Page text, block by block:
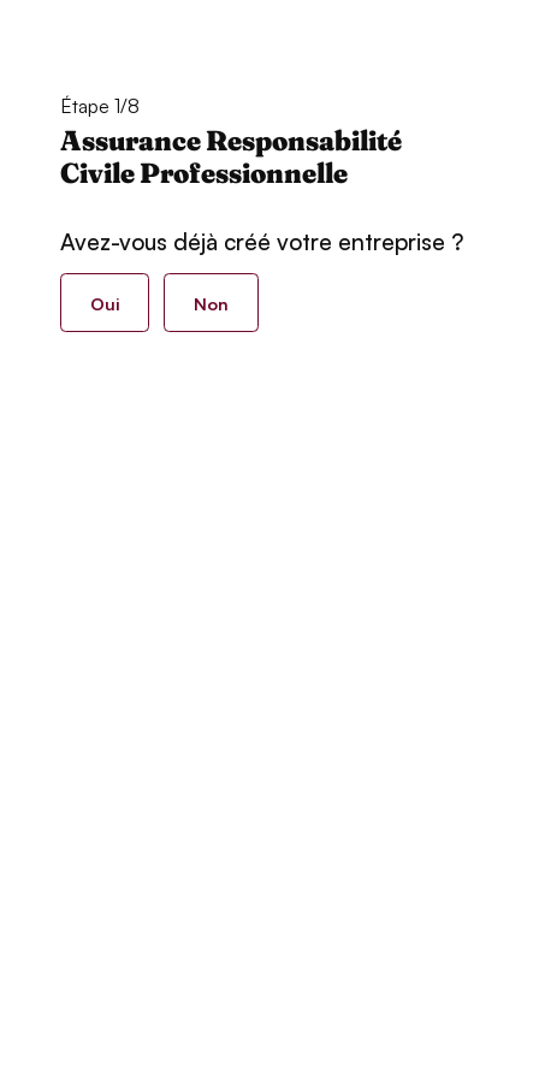
Étape 1/8
Assurance Responsabilité
Civile Professionnelle
Avez-vous déjà créé votre entreprise ?
Oui Non